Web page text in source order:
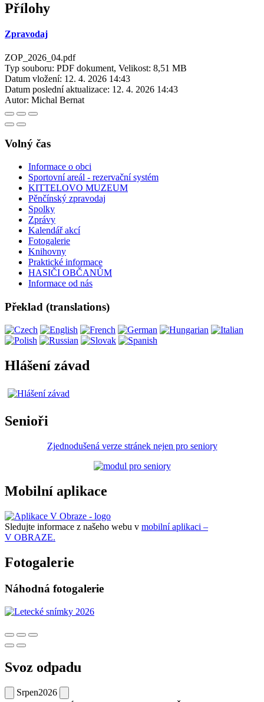
Přílohy
Zpravodaj
ZOP_2026_04.pdf
Typ souboru: PDF dokument, Velikost: 8,51 MB
Datum vložení: 12. 4. 2026 14:43
Datum poslední aktualizace: 12. 4. 2026 14:43
Autor: Michal Bernat
Volný čas
Informace o obci
Sportovní areál - rezervační systém
KITTELOVO MUZEUM
Pěnčínský zpravodaj
Spolky
Zprávy
Kalendář akcí
Fotogalerie
Knihovny
Praktické informace
HASIČI OBČANŮM
Informace od nás
Překlad (translations)
Hlášení závad
Senioři
Zjednodušená verze stránek nejen pro seniory
Mobilní aplikace
Sledujte informace z našeho webu v mobilní aplikaci –
V OBRAZE.
Fotogalerie
Náhodná fotogalerie
Svoz odpadu
Srpen2026